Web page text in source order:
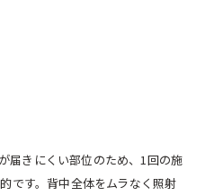
届きにくい部位のため、1回の施
です。背中全体をムラなく照射